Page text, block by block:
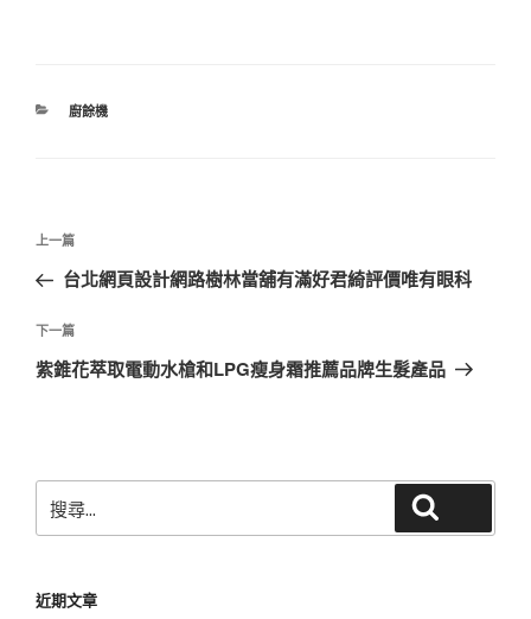
分
廚餘機
文
導
覽
上
一
文
章
上一篇
台北網頁設計網路樹林當舖有滿好君綺評價唯有眼科
下
一
下一篇
紫錐花萃取電動水槍和LPG瘦身霜推薦品牌生髮產品
尋
字:
近期文章